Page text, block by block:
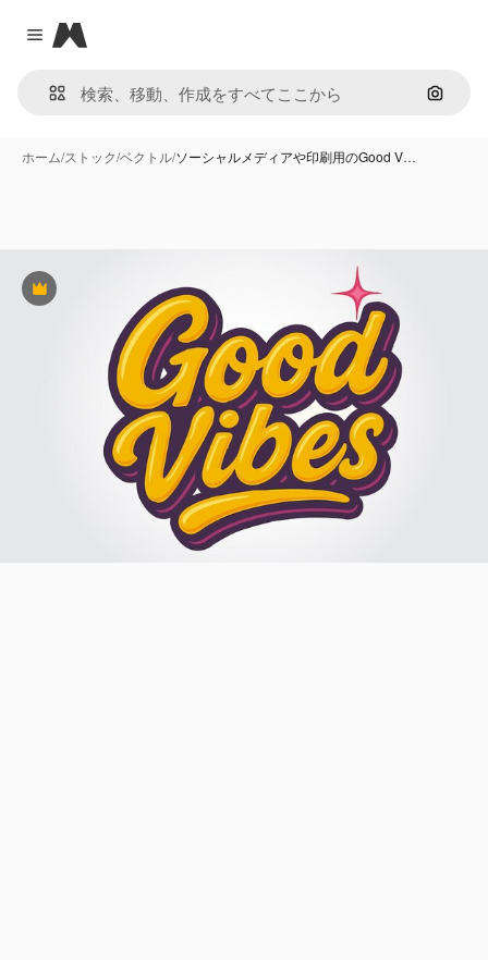
Close menu
Magnific
画像で
ホーム/ストック/ベクトル/ソーシャルメディアや印刷用のGood V…
Premium